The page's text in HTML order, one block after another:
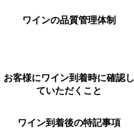
ワインの品質管理体制
お客様にワイン到着時に確認し
ていただくこと
ワイン到着後の特記事項